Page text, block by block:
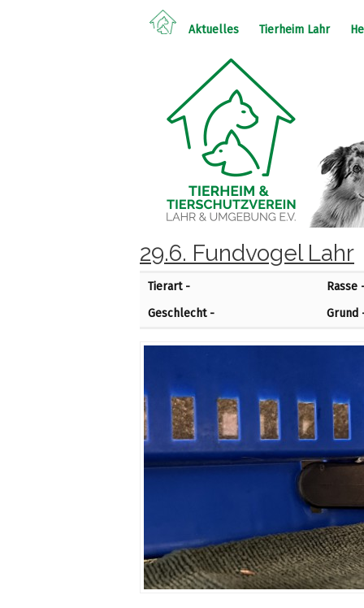
Aktuelles Tierheim Lahr
29.6. Fundvogel Lahr
Tierart -
Rasse
Geschlecht -
Grund